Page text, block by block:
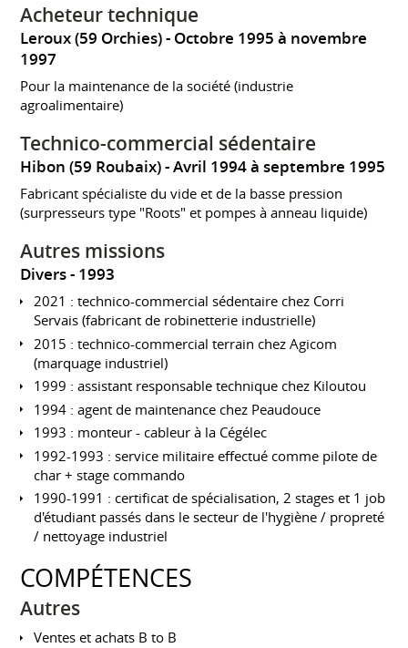
Acheteur technique
Leroux (59 Orchies)
Octobre 1995 à novembre
1997
Pour la maintenance de la société (industrie
agroalimentaire)
Technico-commercial sédentaire
Hibon (59 Roubaix) Avril 1994 à septembre 1995
Fabricant spécialiste du vide et de la basse pression
(surpresseurs type "Roots" et pompes à anneau liquide)
Autres missions
Divers 1993
2021 : technico-commercial sédentaire chez Corri
Servais (fabricant de robinetterie industrielle)
2015 : technico-commercial terrain chez Agicom
(marquage industriel)
1999 : assistant responsable technique chez Kiloutou
1994 : agent de maintenance chez Peaudouce
1993 : monteur - cableur à la Cégélec
1992-1993 : service militaire effectué comme pilote de
char + stage commando
1990-1991 : certificat de spécialisation, 2 stages et 1 job
d'étudiant passés dans le secteur de l'hygiène / propreté
/ nettoyage industriel
COMPÉTENCES
Autres
Ventes et achats B to B